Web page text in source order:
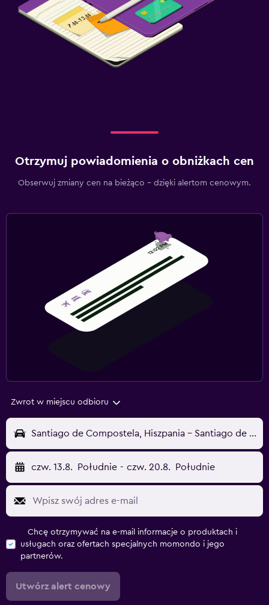
Otrzymuj powiadomienia o obniżkach cen
Obserwuj zmiany cen na bieżąco – dzięki alertom cenowym.
Zwrot w miejscu odbioru
Santiago de Compostela, Hiszpania - Santiago de Compostela (SCQ)
czw. 13.8. Południe - czw. 20.8. Południe
Chcę otrzymywać na e-mail informacje o produktach i
usługach oraz ofertach specjalnych momondo i jego
partnerów.
Utwórz alert cenowy